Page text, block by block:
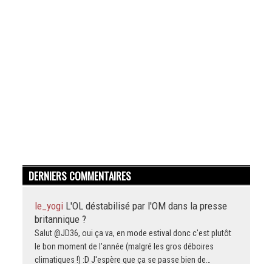
DERNIERS COMMENTAIRES
le_yogi L'OL déstabilisé par l'OM dans la presse
britannique ?
Salut @JD36, oui ça va, en mode estival donc c'est plutôt
le bon moment de l'année (malgré les gros déboires
climatiques !) :D J'espère que ça se passe bien de…